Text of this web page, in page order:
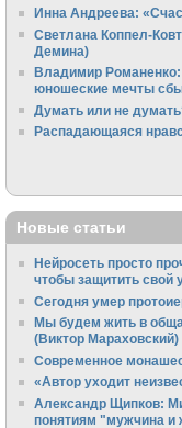
Инна Андреева:
Светлана Коппел-
Демина)
Владимир Романенко:
юношеские мечты
Думать или не
Распадающаяся
Новые статьи
Нейросеть просто
чтобы защитить свой
Сегодня умер
Мы будем жить в
(Виктор Мараховский)
Cовременное
«Автор уходит
Александр Щипков:
понятиям "мужчина и